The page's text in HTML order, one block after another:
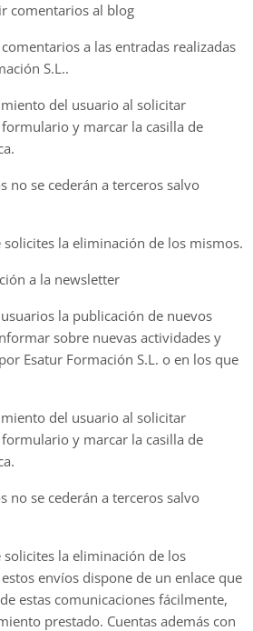
comentarios al blog
a las entradas realizadas
S.L..
del usuario al solicitar
y marcar la casilla de
no se cederán a terceros salvo
solicites la eliminación de los mismos.
a la newsletter
la publicación de nuevos
sobre nuevas actividades y
Esatur Formación S.L. o en los que
del usuario al solicitar
y marcar la casilla de
no se cederán a terceros salvo
solicites la eliminación de los
envíos dispone de un enlace que
estas comunicaciones fácilmente,
prestado. Cuentas además con